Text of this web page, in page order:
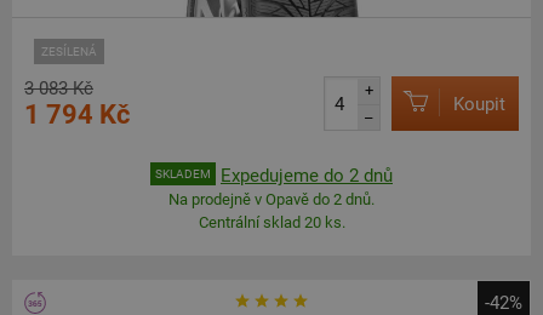
ZESÍLENÁ
3 083 Kč
1 794 Kč
+
–
Koupit
SKLADEM Expedujeme do 2 dnů
Na prodejně v Opavě do 2 dnů.
Centrální sklad 20 ks.
-42%